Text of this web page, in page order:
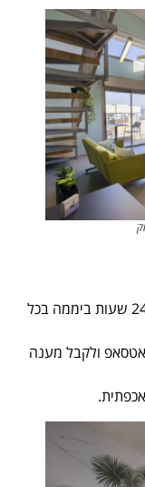
מתחם הדירות מנוהל על ידי צוות זמין 24 שעות ביממה בכל
ולקבל מענה